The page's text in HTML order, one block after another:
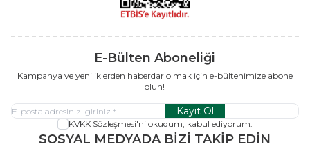
E-Bülten Aboneliği
Kampanya ve yeniliklerden haberdar olmak için e-bültenimize abone
olun!
Kayıt Ol
KVKK Sözleşmesi'ni okudum, kabul ediyorum.
SOSYAL MEDYADA BİZİ TAKİP EDİN